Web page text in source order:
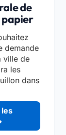
de
papier
demande
ville de
les
dans